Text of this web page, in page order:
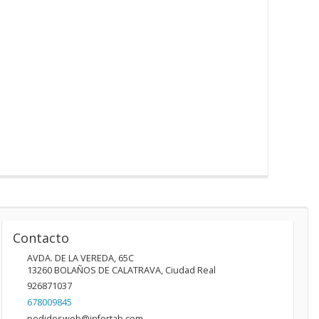
Contacto
AVDA. DE LA VEREDA, 65C
13260BOLAÑOS DE CALATRAVA, Ciudad Real
926871037
678009845